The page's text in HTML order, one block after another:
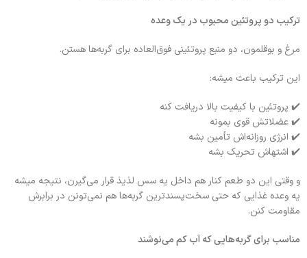
ترکیب دو پروتئین محبوب در یک وعده
مرغ و بوقلمون، دو منبع پروتئینی فوق‌العاده برای گربه‌ها هستن.
این ترکیب باعث میشه:
✔️ پروتئین با کیفیت بالا دریافت کنه
✔️ عضلاتش قوی بمونه
✔️ انرژی روزانه‌اش تأمین بشه
✔️ اشتهاش تحریک بشه
و وقتی این دو طعم کنار هم داخل یه سس لذیذ قرار می‌گیرن، نتیجه میشه
یه وعده غذایی که حتی سخت‌پسندترین گربه‌ها هم نمی‌تونن در برابرش
مقاومت کنن.
مناسب برای گربه‌هایی که آب کم می‌نوشند